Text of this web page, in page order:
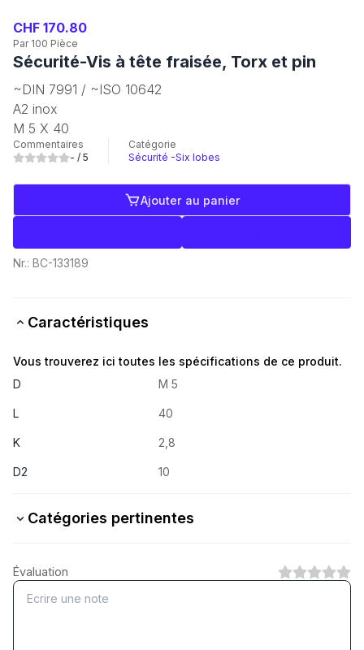
CHF 170.80
Par 100 Pièce
Sécurité-Vis à tête fraisée, Torx et pin
~DIN 7991 / ~ISO 10642
A2 inox
M 5 X 40
Commentaires
- / 5
Catégorie
Sécurité -Six lobes
Ajouter au panier
Nr.: BC-133189
Caractéristiques
Vous trouverez ici toutes les spécifications de ce produit.
D
M 5
L 40
K 2,8
D2 10
Catégories pertinentes
Stahl verzinkt
Évaluation